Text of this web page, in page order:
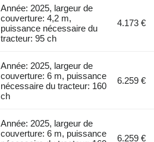
Année: 2025, largeur de
couverture: 4,2 m,
puissance nécessaire du
tracteur: 95 ch
4.173 €
Année: 2025, largeur de
couverture: 6 m, puissance
nécessaire du tracteur: 160
ch
6.259 €
Année: 2025, largeur de
couverture: 6 m, puissance
6.259 €